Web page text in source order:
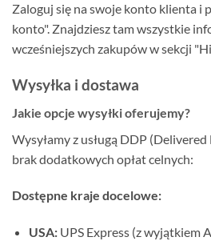
Zaloguj się na swoje konto klienta i
konto". Znajdziesz tam wszystkie
wcześniejszych zakupów w sekcji
Wysyłka i dostawa
Jakie opcje wysyłki oferujemy?
Wysyłamy z usługą DDP
brak dodatkowych opłat celnych:
Dostępne kraje docelowe:
USA:UPS Express (z wyjątkiem